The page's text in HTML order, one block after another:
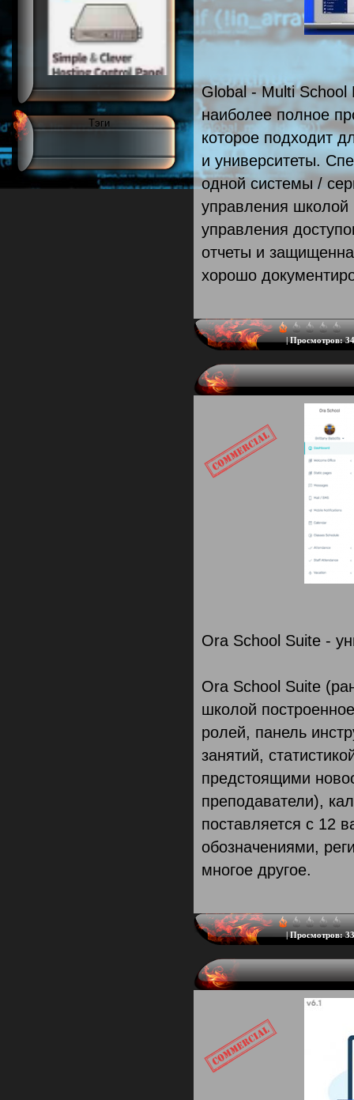
Global - Multi
наиболее полное
которое подходит
и университеты.
одной системы /
управления школой
управления
отчеты и
хорошо
|Просмотров:
Ora School Suite -
Ora School Suite
школой
ролей, панель
занятий,
предстоящими
преподаватели),
поставляется с 12
обозначениями,
многое другое.
|Просмотров:
Тэги